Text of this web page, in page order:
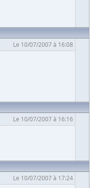
Le 10/07/2007 à 16:08
Le 10/07/2007 à 16:16
Le 10/07/2007 à 17:24